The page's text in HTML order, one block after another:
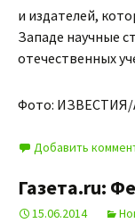
и издателей,
Западе научные
отечественных
Фото: ИЗВЕСТИЯ/
Добавить
Газета.ru:
15.06.2014